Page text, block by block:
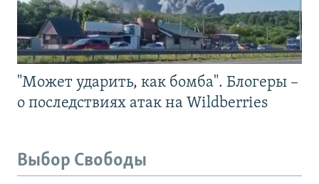
"Может ударить, как бомба". Блогеры –
о последствиях атак на Wildberries
Выбор Свободы